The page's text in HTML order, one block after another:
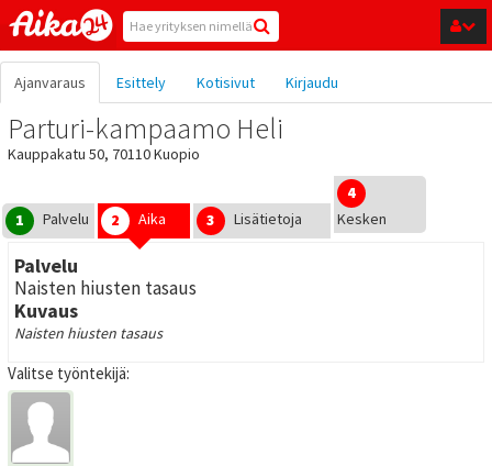
Hyppää pääsisältöön
Ajanvaraus Esittely Kotisivut Kirjaudu
Parturi-kampaamo Heli
Kauppakatu 50, 70110 Kuopio
1 Palvelu 2 Aika 3 Lisätietoja
4
Kesken
Palvelu
Naisten hiusten tasaus
Kuvaus
Naisten hiusten tasaus
Valitse työntekijä: